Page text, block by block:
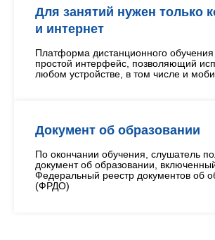
Для занятий нужен только
и интернет
Платформа дистанционного
простой интерфейс, позволяющий
любом устройстве, в том числе и
Документ об образовании
По окончании обучения, слушатель
документ об образовании,
Федеральный реестр документов об
(ФРДО)